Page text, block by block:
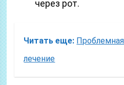
через рот.
Читать еще:
лечение